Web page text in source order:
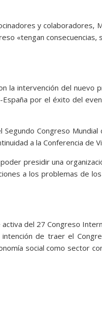
y colaboradores,
«tengan
la intervención del nuevo
por el éxito del
Congreso Mundial
a la Conferencia de
presidir una
a los problemas de
del 27 Congreso
intención de traer el
social como sector